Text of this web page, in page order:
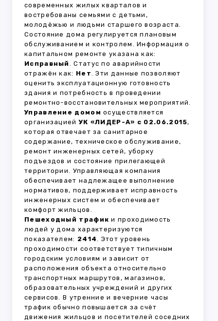
современных жилых кварталов и
востребованы семьями с детьми,
молодёжью и людьми старшего возраста.
Состояние дома регулируется плановым
обслуживанием и контролем. Информация о
капитальном ремонте указана как:
Исправный . Статус по аварийности
отражён как: Нет. Эти данные позволяют
оценить эксплуатационную готовность
здания и потребность в проведении
ремонтно-восстановительных мероприятий.
Управление домом осуществляется
организациейУК «ЛИДЕР-А» с 02.06.2015,
которая отвечает за санитарное
содержание, техническое обслуживание,
ремонт инженерных сетей, уборку
подъездов и состояние прилегающей
территории. Управляющая компания
обеспечивает надлежащее выполнение
нормативов, поддерживает исправность
инженерных систем и обеспечивает
комфорт жильцов.
Пешеходный трафик и проходимость
людей у дома характеризуются
показателем: 2414. Этот уровень
проходимости соответствует типичным
городским условиям и зависит от
расположения объекта относительно
транспортных маршрутов, магазинов,
образовательных учреждений и других
сервисов. В утренние и вечерние часы
трафик обычно повышается за счёт
движения жильцов и посетителей соседних